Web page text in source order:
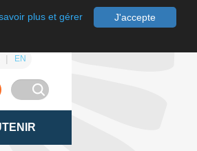
J'accepte
plus et gérer
EN